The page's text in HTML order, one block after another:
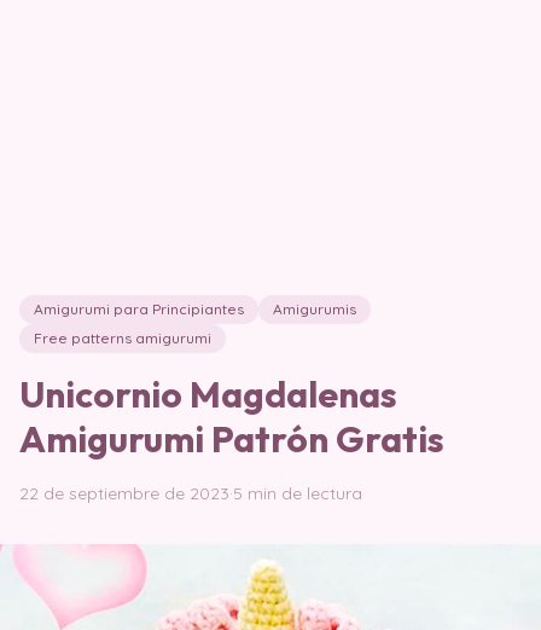
Amigurumi para Principiantes
Amigurumis
Free patterns amigurumi
Unicornio Magdalenas
Amigurumi Patrón Gratis
22 de septiembre de 2023·5 min de lectura